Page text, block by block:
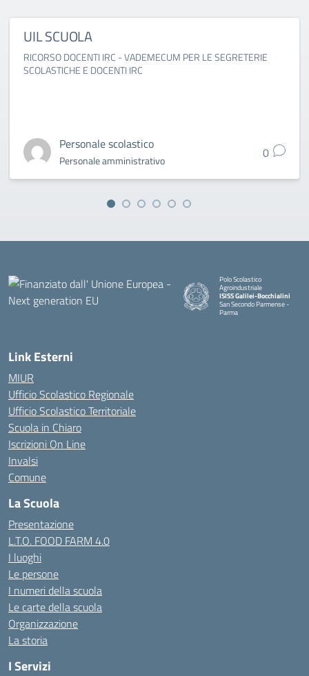
UIL SCUOLA
RICORSO DOCENTI IRC - VADEMECUM PER LE SEGRETERIE
SCOLASTICHE E DOCENTI IRC
Personale scolastico
Personale amministrativo 0
Polo Scolastico
Agroindustriale
ISISS Galilei-Bocchialini
San Secondo Parmense -
Parma
Link Esterni
MIUR
Ufficio Scolastico Regionale
Ufficio Scolastico Territoriale
Scuola in Chiaro
Iscrizioni On Line
Invalsi
Comune
La Scuola
Presentazione
L.T.O. FOOD FARM 4.0
I luoghi
Le persone
I numeri della scuola
Le carte della scuola
Organizzazione
La storia
I Servizi